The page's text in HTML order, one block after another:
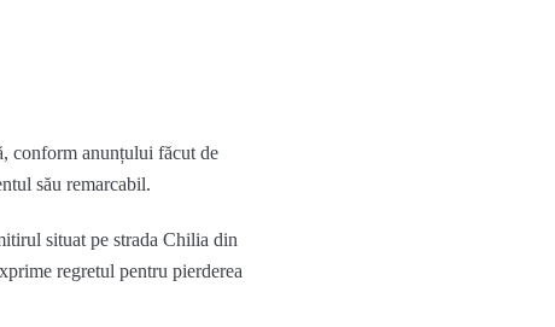
conform anunțului făcut de
său remarcabil.
situat pe strada Chilia din
regretul pentru pierderea